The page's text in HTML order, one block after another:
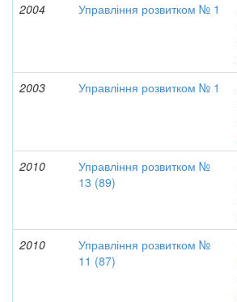
2004 Управління розвитком № 1
2003
Управління розвитком № 1
2010
Управління розвитком №
13 (89)
2010
Управління розвитком №
11 (87)